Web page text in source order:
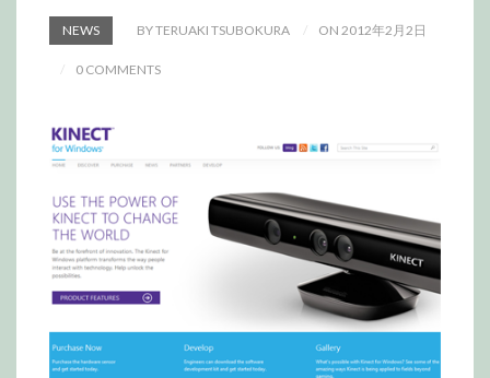
NEWS BY TERUAKI TSUBOKURA ON 2012年2月2日
0 COMMENTS